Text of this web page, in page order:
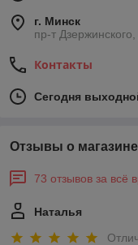
г. Минск
пр-т
Контакты
Сегодня
Отзывы о магазине
73 отзывов за всё
Наталья